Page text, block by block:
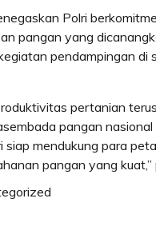
Polri
pangan yang
pendampingan di
pertanian
pangan
siap mendukung para
pangan yang kuat,”